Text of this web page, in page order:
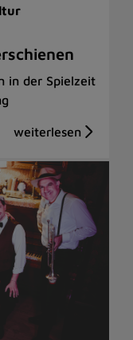
in der Spielzeit